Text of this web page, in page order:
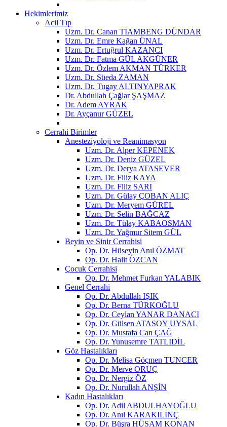
Hekimlerimiz
Acil Tıp
Uzm. Dr. Canan TİAMBENG DÜNDAR
Uzm. Dr. Emre Kağan ÜNAL
Uzm. Dr. Ertuğrul KAZANCI
Uzm. Dr. Fatma GÜL AKGÜNER
Uzm. Dr. Özlem AKMAN TÜRKER
Uzm. Dr. Süeda ZAMAN
Uzm. Dr. Tugay ALTINYAPRAK
Dr. Abdullah Çağlar ŞAŞMAZ
Dr. Adem AYRAK
Dr. Ayçanur GÜZEL
Cerrahi Birimler
Anesteziyoloji ve Reanimasyon
Uzm. Dr. Alper KEPENEK
Uzm. Dr. Deniz GÜZEL
Uzm. Dr. Derya ATASEVER
Uzm. Dr. Filiz KAYA
Uzm. Dr. Filiz SARI
Uzm. Dr. Gülay ÇOBAN ALIÇ
Uzm. Dr. Meryem GÜREL
Uzm. Dr. Selin BAĞCAZ
Uzm. Dr. Tülay KABAOSMAN
Uzm. Dr. Yağmur Sitem GÜL
Beyin ve Sinir Cerrahisi
Op. Dr. Hüseyin Anıl ÖZMAT
Op. Dr. Halit ÖZCAN
Çocuk Cerrahisi
Op. Dr. Mehmet Furkan YALABIK
Genel Cerrahi
Op. Dr. Abdullah IŞIK
Op. Dr. Berna TÜRKOĞLU
Op. Dr. Ceylan YANAR DANACI
Op. Dr. Gülsen ATASOY UYSAL
Op. Dr. Mustafa Can ÇAĞ
Op. Dr. Yunusemre TATLIDİL
Göz Hastalıkları
Op. Dr. Melisa Göçmen TUNCER
Op. Dr. Merve ORUÇ
Op. Dr. Nergiz ÖZ
Op. Dr. Nurullah ANŞİN
Kadın Hastalıkları
Op. Dr. Adil ABDULHAYOĞLU
Op. Dr. Anıl KARAKILINÇ
Op. Dr. Büşra HÜSAM KONAN